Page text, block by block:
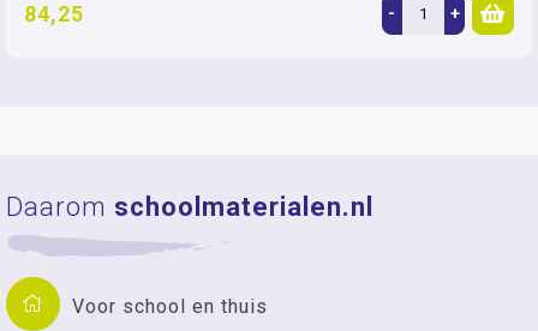
84,25 - +
Daarom schoolmaterialen.nl
Voor school en thuis